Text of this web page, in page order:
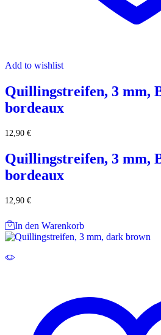
Add to wishlist
Quillingstreifen, 3 mm,
bordeaux
12,90 €
Quillingstreifen, 3 mm,
bordeaux
12,90 €
In den Warenkorb